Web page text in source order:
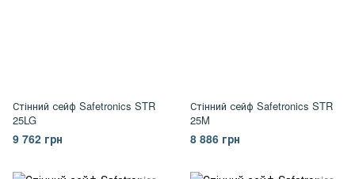
Стінний сейф Safetronics STR
25LG
9 762 грн
Стінний сейф Safetronics STR
25M
8 886 грн